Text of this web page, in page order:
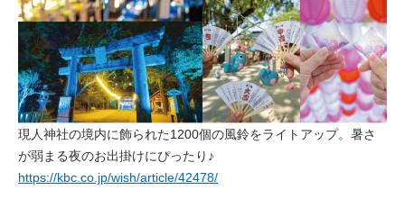
現人神社の境内に飾られた1200個の風鈴をライトアップ。暑さ
が弱まる夜のお出掛けにぴったり♪
https://kbc.co.jp/wish/article/42478/